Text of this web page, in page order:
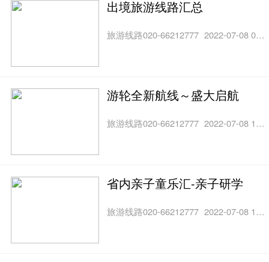
出境旅游线路汇总
旅游线路020-66212777 2022-07-08 03:39
游轮全新航线～盛大启航
旅游线路020-66212777 2022-07-08 11:00
省内亲子童乐汇-亲子研学
旅游线路020-66212777 2022-07-08 10:35